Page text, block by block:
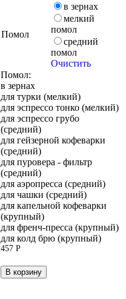
Помол
в зернах
мелкий
помол
средний
помол
Очистить
Помол:
в зернах
для турки (мелкий)
для эспрессо тонко (мелкий)
для эспрессо грубо
(средний)
для гейзерной кофеварки
(средний)
для пуровера - фильтр
(средний)
для аэропресса (средний)
для чашки (средний)
для капельной кофеварки
(крупный)
для френч-пресса (крупный)
для колд брю (крупный)
457 Р
В корзину